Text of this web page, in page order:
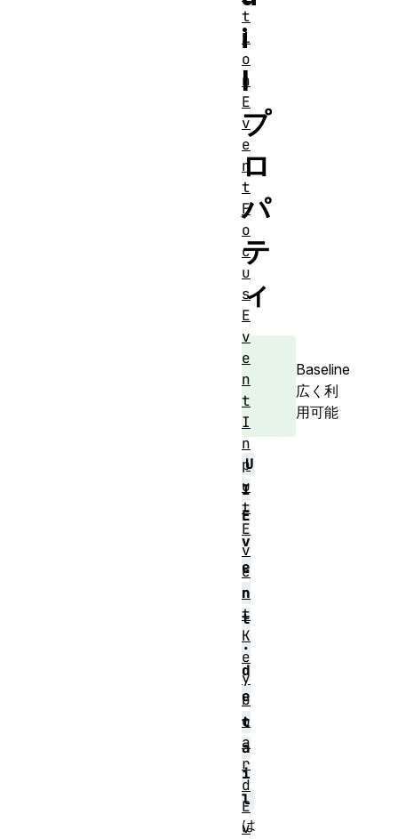
i
l
プ
ロ
パ
テ
ィ
Baseline
広く利
用可能
U
I
E
v
e
n
t
.
d
e
t
a
i
l
は
t
i
o
n
E
v
e
n
t
F
o
c
u
s
E
v
e
n
t
I
n
p
u
t
E
v
e
n
t
K
e
y
b
o
a
r
d
E
v